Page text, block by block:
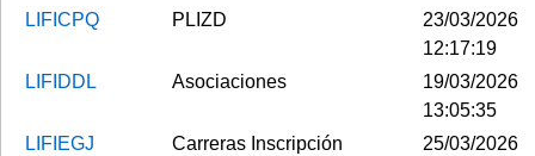
LIFICPQ
PLIZD
23/03/2026
12:17:19
LIFIDDL
Asociaciones
19/03/2026
13:05:35
LIFIEGJ
Carreras Inscripción
25/03/2026